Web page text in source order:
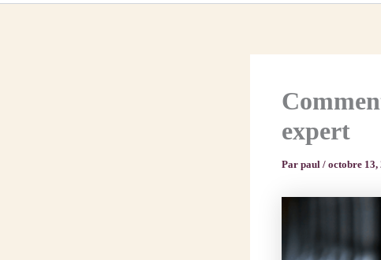
expert
Par paul / octobre 13,